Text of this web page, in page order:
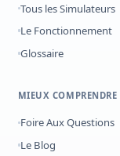
Tous les Simulateurs
Le Fonctionnement
Glossaire
MIEUX COMPRENDRE
Foire Aux Questions
Le Blog